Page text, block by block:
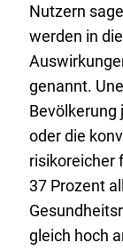
Nutzern
werden in
genannt.
Bevölkerung
oder die
risikoreicher
37 Prozent
gleich hoch